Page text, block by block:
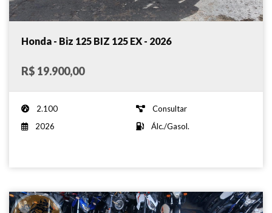
Honda - Biz 125 BIZ 125 EX - 2026
R$ 19.900,00
2.100
Consultar
2026
Álc./Gasol.